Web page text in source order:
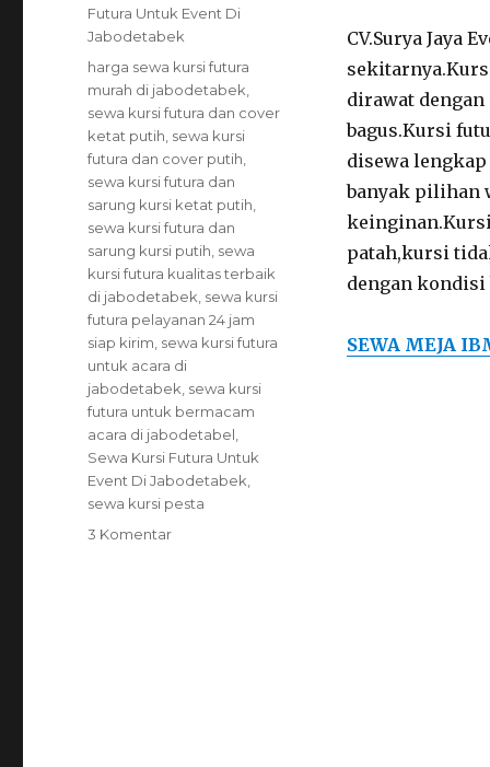
CV.Surya Jaya
dirawat
bagus.Kursi
disewa
banyak pilihan
patah,kursi
dengan kondisi
SEWA MEJA
Futura Untuk Event Di
Jabodetabek
Tags
harga sewa kursi futura
murah di jabodetabek
sewa kursi futura dan cover
ketat putih sewa kursi
futura dan cover putih
sewa kursi futura dan
sarung kursi ketat putih
sewa kursi futura dan
sarung kursi putih sewa
kursi futura kualitas terbaik
di jabodetabek sewa kursi
futura pelayanan 24 jam
siap kirim sewa kursi futura
untuk acara di
jabodetabek sewa kursi
futura untuk bermacam
acara di jabodetabel
Sewa Kursi Futura Untuk
Event Di Jabodetabek
sewa kursi pesta
3 Komentarpada